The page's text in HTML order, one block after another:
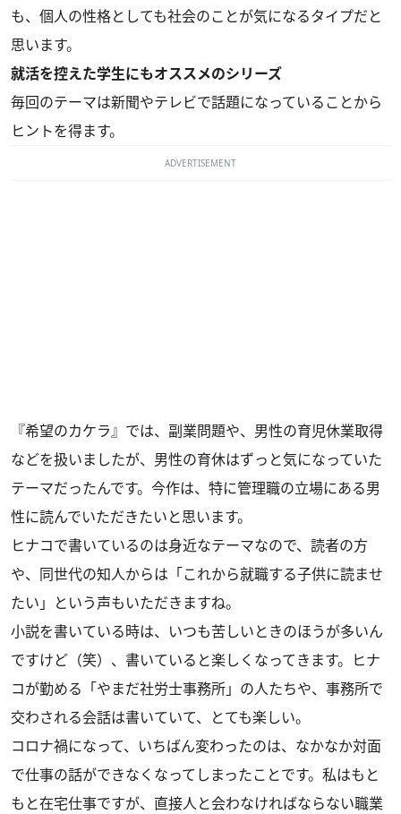
も、個人の性格としても社会のことが気になるタイプだと
思います。
就活を控えた学生にもオススメのシリーズ
毎回のテーマは新聞やテレビで話題になっていることから
ヒントを得ます。
ADVERTISEMENT
『希望のカケラ』では、副業問題や、男性の育児休業取得
などを扱いましたが、男性の育休はずっと気になっていた
テーマだったんです。今作は、特に管理職の立場にある男
性に読んでいただきたいと思います。
ヒナコで書いているのは身近なテーマなので、読者の方
や、同世代の知人からは「これから就職する子供に読ませ
たい」という声もいただきますね。
小説を書いている時は、いつも苦しいときのほうが多いん
ですけど（笑）、書いていると楽しくなってきます。ヒナ
コが勤める「やまだ社労士事務所」の人たちや、事務所で
交わされる会話は書いていて、とても楽しい。
コロナ禍になって、いちばん変わったのは、なかなか対面
で仕事の話ができなくなってしまったことです。私はもと
もと在宅仕事ですが、直接人と会わなければならない職業